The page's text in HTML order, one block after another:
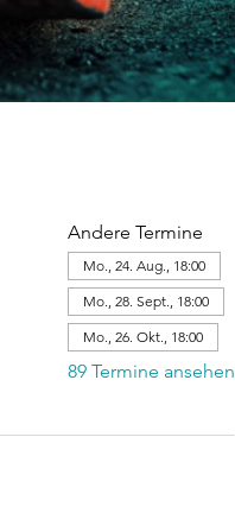
Andere Termine
Mo., 24. Aug., 18:00
Mo., 28. Sept., 18:00
Mo., 26. Okt., 18:00
89 Termine ansehen